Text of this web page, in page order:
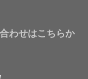
わせはこちらか